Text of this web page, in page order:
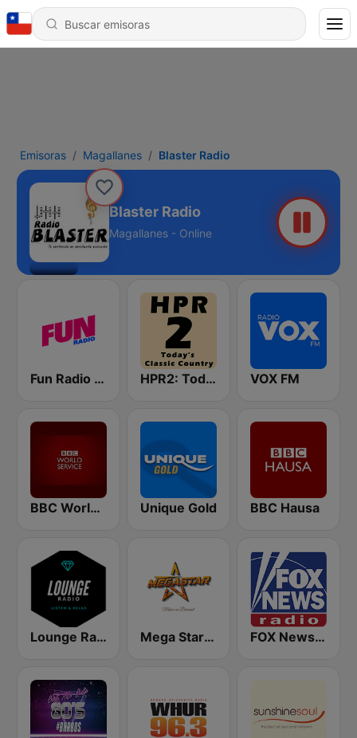
Emisoras Magallanes Blaster Radio
Blaster Radio
Magallanes - Online
Fun Radio FRANCE HPR2: Today's Classic Country VOX FM
BBC World Service Unique Gold BBC Hausa
Lounge Radio Mega Star España FOX News Radio